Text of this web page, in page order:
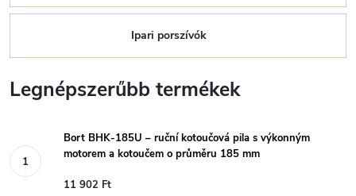
Ipari porszívók
Legnépszerűbb termékek
Bort BHK-185U – ruční kotoučová pila s výkonným
motorem a kotoučem o průměru 185 mm
11 902 Ft